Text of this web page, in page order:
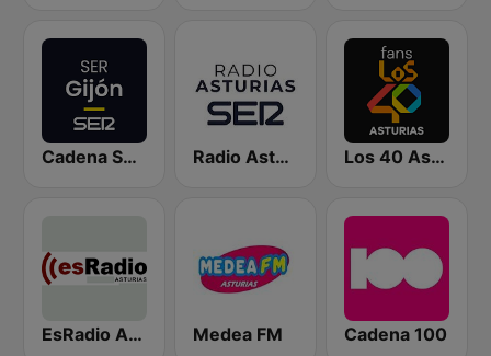
Cadena SER Gijón Radio Asturias SER Los 40 Asturias
EsRadio Asturias Medea FM Cadena 100